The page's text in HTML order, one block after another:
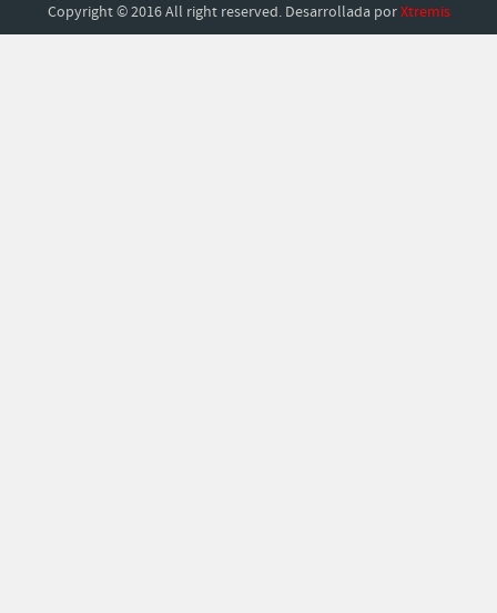
Copyright © 2016 All right reserved. Desarrollada porXtremis